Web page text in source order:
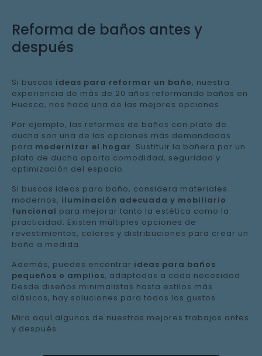
Reforma de baños antes y
después
Si buscas ideas para reformar un baño, nuestra
experiencia de más de 20 años reformando baños en
Huesca, nos hace una de las mejores opciones.
Por ejemplo, las reformas de baños con plato de
ducha son una de las opciones más demandadas
para modernizar el hogar. Sustituir la bañera por un
plato de ducha aporta comodidad, seguridad y
optimización del espacio.
Si buscas ideas para baño, considera materiales
modernos, iluminación adecuada y mobiliario
funcional para mejorar tanto la estética como la
practicidad. Existen múltiples opciones de
revestimientos, colores y distribuciones para crear un
baño a medida.
Además, puedes encontrar ideas para baños
pequeños o amplios, adaptadas a cada necesidad.
Desde diseños minimalistas hasta estilos más
clásicos, hay soluciones para todos los gustos.
Mira aquí algunos de nuestros mejores trabajos antes
y después.